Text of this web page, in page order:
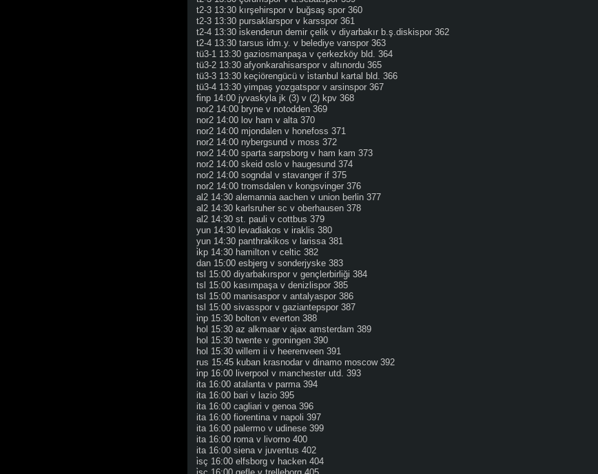
t2-3 13:30 kırşehirspor v buğsaş spor 360
t2-3 13:30 pursaklarspor v karsspor 361
t2-4 13:30 i̇skenderun demir çelik v diyarbakır b.ş.diskispor 362
t2-4 13:30 tarsus i̇dm.y. v belediye vanspor 363
tü3-1 13:30 gaziosmanpaşa v çerkezköy bld. 364
tü3-2 13:30 afyonkarahisarspor v altınordu 365
tü3-3 13:30 keçiörengücü v i̇stanbul kartal bld. 366
tü3-4 13:30 yimpaş yozgatspor v arsinspor 367
fi̇np 14:00 jyvaskyla jk (3) v (2) kpv 368
nor2 14:00 bryne v notodden 369
nor2 14:00 lov ham v alta 370
nor2 14:00 mjondalen v honefoss 371
nor2 14:00 nybergsund v moss 372
nor2 14:00 sparta sarpsborg v ham kam 373
nor2 14:00 skeid oslo v haugesund 374
nor2 14:00 sogndal v stavanger if 375
nor2 14:00 tromsdalen v kongsvinger 376
al2 14:30 alemannia aachen v union berlin 377
al2 14:30 karlsruher sc v oberhausen 378
al2 14:30 st. pauli v cottbus 379
yun 14:30 levadiakos v iraklis 380
yun 14:30 panthrakikos v larissa 381
i̇kp 14:30 hamilton v celtic 382
dan 15:00 esbjerg v sonderjyske 383
tsl 15:00 diyarbakırspor v gençlerbirliği 384
tsl 15:00 kasımpaşa v denizlispor 385
tsl 15:00 manisaspor v antalyaspor 386
tsl 15:00 sivasspor v gaziantepspor 387
i̇np 15:30 bolton v everton 388
hol 15:30 az alkmaar v ajax amsterdam 389
hol 15:30 twente v groningen 390
hol 15:30 willem ii v heerenveen 391
rus 15:45 kuban krasnodar v dinamo moscow 392
i̇np 16:00 liverpool v manchester utd. 393
ita 16:00 atalanta v parma 394
ita 16:00 bari v lazio 395
ita 16:00 cagliari v genoa 396
ita 16:00 fiorentina v napoli 397
ita 16:00 palermo v udinese 399
ita 16:00 roma v livorno 400
ita 16:00 siena v juventus 402
i̇sç 16:00 elfsborg v hacken 404